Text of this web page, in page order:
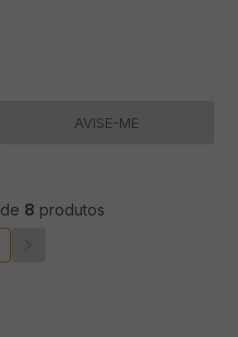
AVISE-ME
de 8 produtos